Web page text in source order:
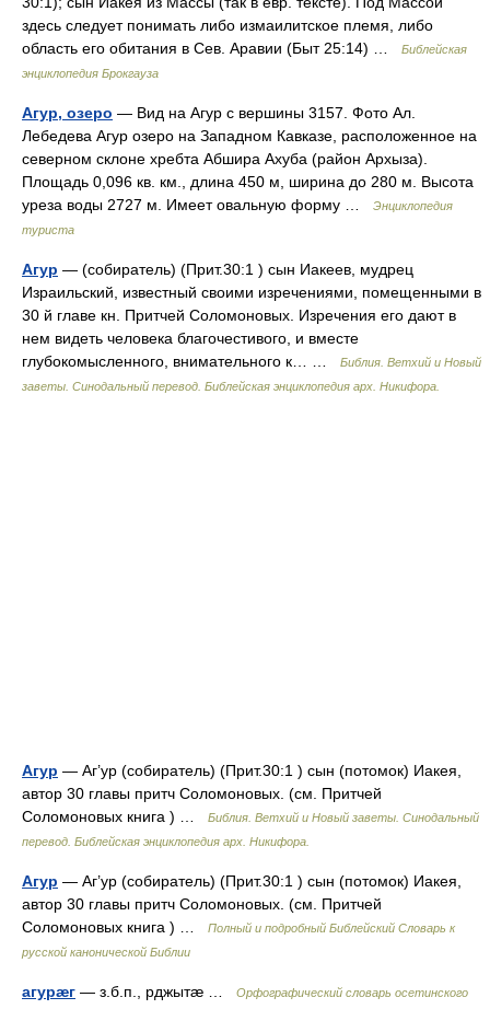
здесь следует понимать либо измаилитское племя, либо
область его обитания в Сев. Аравии (Быт 25:14) …
Библейская
энциклопедия Брокгауза
Агур, озеро — Вид на Агур с вершины 3157. Фото Ал.
Лебедева Агур озеро на Западном Кавказе, расположенное на
северном склоне хребта Абшира Ахуба (район Архыза).
Площадь 0,096 кв. км., длина 450 м, ширина до 280 м. Высота
уреза воды 2727 м. Имеет овальную форму …
Энциклопедия
туриста
Агур — (собиратель) (Прит.30:1 ) сын Иакеев, мудрец
Израильский, известный своими изречениями, помещенными в
30 й главе кн. Притчей Соломоновых. Изречения его дают в
нем видеть человека благочестивого, и вместе
глубокомысленного, внимательного к… …
Библия. Ветхий и Новый
заветы. Синодальный перевод. Библейская энциклопедия арх. Никифора.
Агур — Аг’ур (собиратель) (Прит.30:1 ) сын (потомок) Иакея,
автор 30 главы притч Соломоновых. (см. Притчей
Соломоновых книга ) …
Библия. Ветхий и Новый заветы. Синодальный
перевод. Библейская энциклопедия арх. Никифора.
Агур — Аг’ур (собиратель) (Прит.30:1 ) сын (потомок) Иакея,
автор 30 главы притч Соломоновых. (см. Притчей
Соломоновых книга ) …
Полный и подробный Библейский Словарь к
русской канонической Библии
агурæг — з.б.п., рджытæ …
Орфографический словарь осетинского